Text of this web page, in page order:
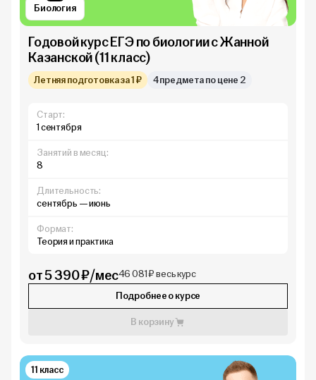
Биология
Годовой курс ЕГЭ по биологии с Жанной
Казанской (11 класс)
Летняя подготовка за 1 ₽ 4 предмета по цене 2
Старт:
1 сентября
Занятий в месяц:
8
Длительность:
сентябрь — июнь
Формат:
Теория и практика
от 5 390 ₽/мес46 081 ₽ весь курс
Подробнее о курсе
В корзину
11 класс